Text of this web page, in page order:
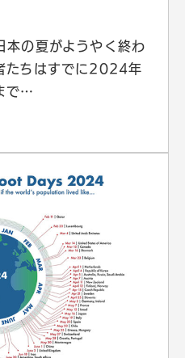
本の夏がようやく終わ
たちはすでに2024年
で…